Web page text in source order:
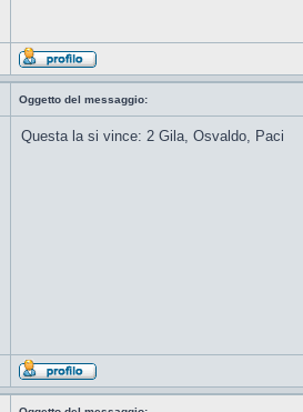
Oggetto del messaggio:
Questa la si vince: 2 Gila, Osvaldo, Paci